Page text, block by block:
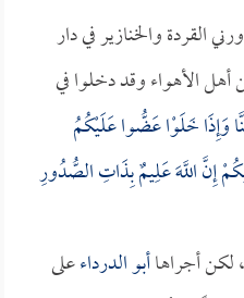
القردة والخنازير في دار
الأهواء وقد دخلوا في
وَإِذَا خَلَوْا عَضُّوا عَلَيْكُمُ
إِنَّ اللَّهَ عَلِيمٌ بِذَاتِ الصُّدُورِ
لكن أجراهاأبو الدرداءعلى